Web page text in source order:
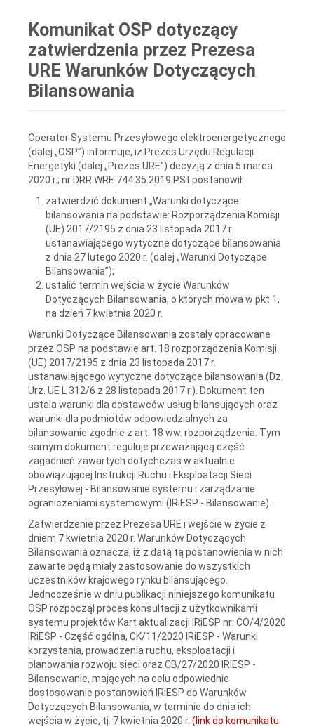
Komunikat OSP dotyczący
zatwierdzenia przez Prezesa
URE Warunków Dotyczących
Bilansowania
Operator Systemu Przesyłowego elektroenergetycznego
(dalej „OSP”) informuje, iż Prezes Urzędu Regulacji
Energetyki (dalej „Prezes URE”) decyzją z dnia 5 marca
2020 r.; nr DRR.WRE.744.35.2019.PSt postanowił:
zatwierdzić dokument „Warunki dotyczące
bilansowania na podstawie: Rozporządzenia Komisji
(UE) 2017/2195 z dnia 23 listopada 2017 r.
ustanawiającego wytyczne dotyczące bilansowania
z dnia 27 lutego 2020 r. (dalej „Warunki Dotyczące
Bilansowania”);
ustalić termin wejścia w życie Warunków
Dotyczących Bilansowania, o których mowa w pkt 1,
na dzień 7 kwietnia 2020 r.
Warunki Dotyczące Bilansowania zostały opracowane
przez OSP na podstawie art. 18 rozporządzenia Komisji
(UE) 2017/2195 z dnia 23 listopada 2017 r.
ustanawiającego wytyczne dotyczące bilansowania (Dz.
Urz. UE L 312/6 z 28 listopada 2017 r.). Dokument ten
ustala warunki dla dostawców usług bilansujących oraz
warunki dla podmiotów odpowiedzialnych za
bilansowanie zgodnie z art. 18 ww. rozporządzenia. Tym
samym dokument reguluje przeważającą część
zagadnień zawartych dotychczas w aktualnie
obowiązującej Instrukcji Ruchu i Eksploatacji Sieci
Przesyłowej - Bilansowanie systemu i zarządzanie
ograniczeniami systemowymi (IRiESP - Bilansowanie).
Zatwierdzenie przez Prezesa URE i wejście w życie z
dniem 7 kwietnia 2020 r. Warunków Dotyczących
Bilansowania oznacza, iż z datą tą postanowienia w nich
zawarte będą miały zastosowanie do wszystkich
uczestników krajowego rynku bilansującego.
Jednocześnie w dniu publikacji niniejszego komunikatu
OSP rozpoczął proces konsultacji z użytkownikami
systemu projektów Kart aktualizacji IRiESP nr: CO/4/2020
IRiESP - Część ogólna, CK/11/2020 IRiESP - Warunki
korzystania, prowadzenia ruchu, eksploatacji i
planowania rozwoju sieci oraz CB/27/2020 IRiESP -
Bilansowanie, mających na celu odpowiednie
dostosowanie postanowień IRiESP do Warunków
Dotyczących Bilansowania, w terminie do dnia ich
wejścia w życie, tj. 7 kwietnia 2020 r. (link do komunikatu